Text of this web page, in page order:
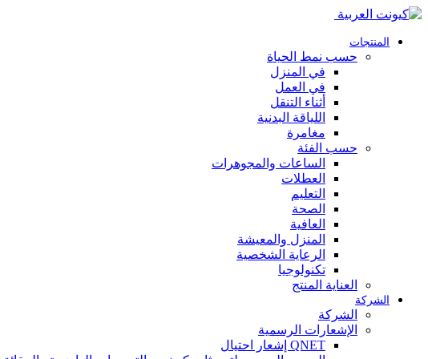
المنتجات
حسب نمط الحياة
في المنزل
في العمل
أثناء التنقل
اللياقة البدنية
مغامرة
حسب الفئة
الساعات والمجوهرات
العطلات
التعليم
الصحة
العافية
المنزل والمعيشة
الرعاية الشخصية
تكنولوجيا
العناية المنتج
الشركة
الشركة
الإشعارات الرسمية
QNET إشعار احتيال